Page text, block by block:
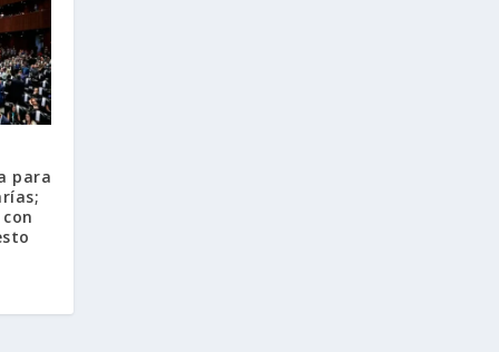
para